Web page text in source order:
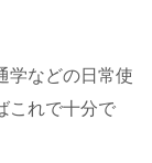
学などの日常使
これで十分で